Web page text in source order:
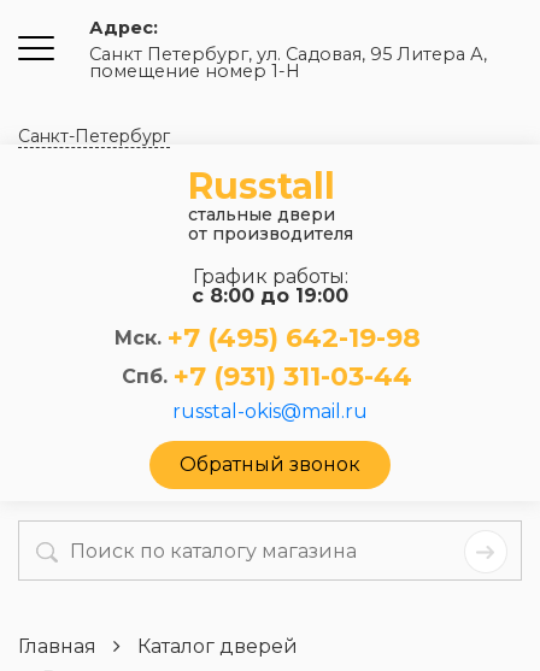
Адрес:
Санкт Петербург, ул. Садовая, 95 Литера А,
помещение номер 1-Н
Санкт-Петербург
Russtall
стальные двери
от производителя
График работы:
с 8:00 до 19:00
Мск. +7 (495) 642-19-98
Спб. +7 (931) 311-03-44
russtal-okis@mail.ru
Обратный звонок
Главная
Каталог дверей